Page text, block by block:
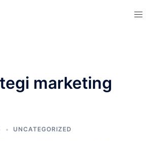
marketing
UNCATEGORIZED